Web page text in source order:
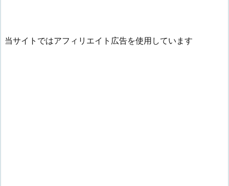
当サイトではアフィリエイト広告を使用しています